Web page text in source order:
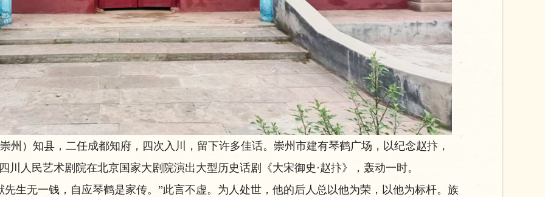
）知县，二任成都知府，四次入川，留下许多佳话。崇州市建有琴鹤广场，以纪念赵抃，
川人民艺术剧院在北京国家大剧院演出大型历史话剧《大宋御史·赵抃》，轰动一时。
无一钱，自应琴鹤是家传。”此言不虚。为人处世，他的后人总以他为荣，以他为标杆。族